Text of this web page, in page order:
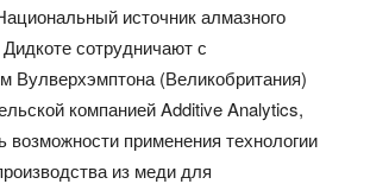
источник алмазного
сотрудничают с
Вулверхэмптона (Великобритания)
компанией Additive Analytics,
возможности применения технологии
из меди для